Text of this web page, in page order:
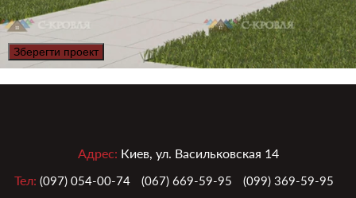
Зберегти проект
Адрес: Киев, ул. Васильковская 14
Тел: (097) 054-00-74 (067) 669-59-95 (099) 369-59-95